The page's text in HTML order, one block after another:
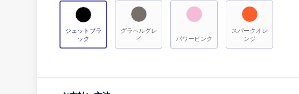
ジェットブラ
ック
グラベルグレ
イ
パワーピンク
スパークオレ
ンジ